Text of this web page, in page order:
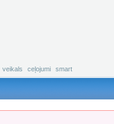
veikals ceļojumi smart